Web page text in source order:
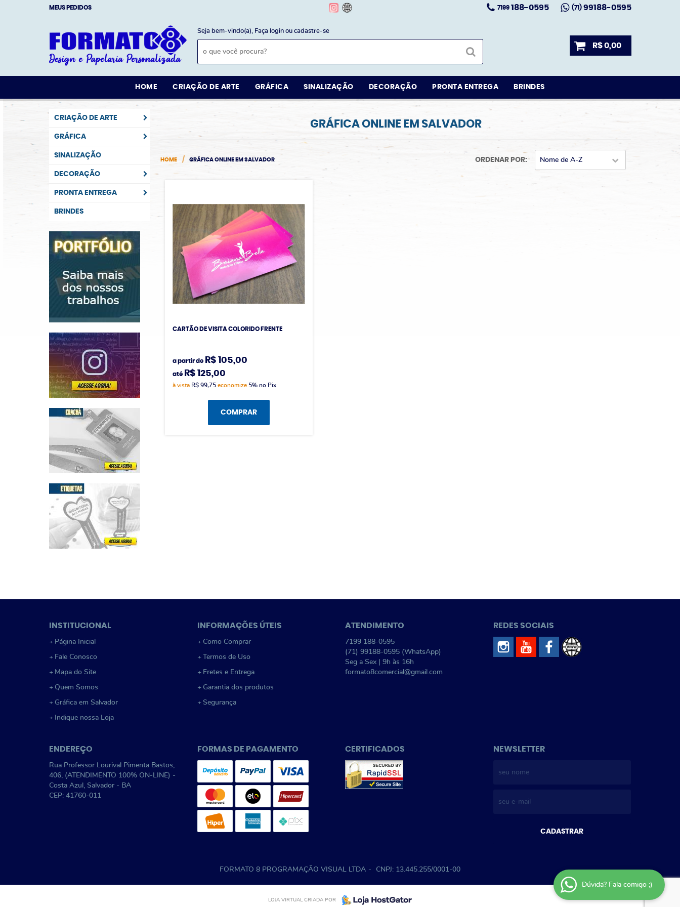
MEUS PEDIDOS 7199188-0595 (71)99188-0595
Seja bem-vindo(a), Faça login ou cadastre-se
R$ 0,00
HOME CRIAÇÃO DE ARTE GRÁFICA SINALIZAÇÃO DECORAÇÃO PRONTA ENTREGA BRINDES
CRIAÇÃO DE ARTE
GRÁFICA
SINALIZAÇÃO
DECORAÇÃO
PRONTA ENTREGA
BRINDES
GRÁFICA ONLINE EM SALVADOR
HOME GRÁFICA ONLINE EM SALVADOR ORDENAR POR Nome de A-Z
CARTÃO DE VISITA COLORIDO FRENTE
a partir de R$ 105,00
até R$ 125,00
à vista R$ 99,75 economize 5% no Pix
COMPRAR
INSTITUCIONAL
Página Inicial
Fale Conosco
Mapa do Site
Quem Somos
Gráfica em Salvador
Indique nossa Loja
INFORMAÇÕES ÚTEIS
Como Comprar
Termos de Uso
Fretes e Entrega
Garantia dos produtos
Segurança
ATENDIMENTO
7199 188-0595
(71) 99188-0595 (WhatsApp)
Seg a Sex | 9h às 16h
formato8comercial@gmail.com
REDES SOCIAIS
ENDEREÇO
Rua Professor Lourival Pimenta Bastos,
406, (ATENDIMENTO 100% ON-LINE) -
Costa Azul, Salvador - BA
CEP: 41760-011
FORMAS DE PAGAMENTO CERTIFICADOS NEWSLETTER
CADASTRAR
FORMATO 8 PROGRAMAÇÃO VISUAL LTDA CNPJ: 13.445.255/0001-00
LOJA VIRTUAL CRIADA POR
Dúvida? Fala comigo ;)